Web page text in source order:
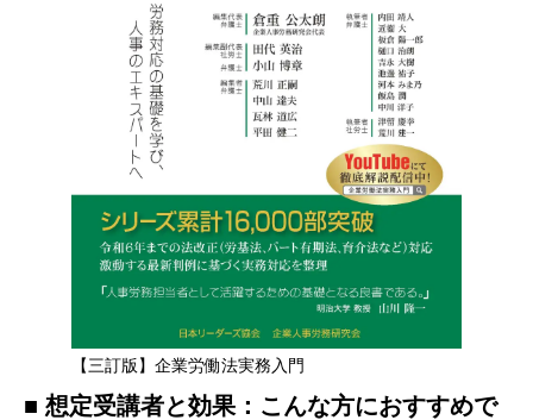
【三訂版】企業労働法実務入門
■ 想定受講者と効果：こんな方におすすめで